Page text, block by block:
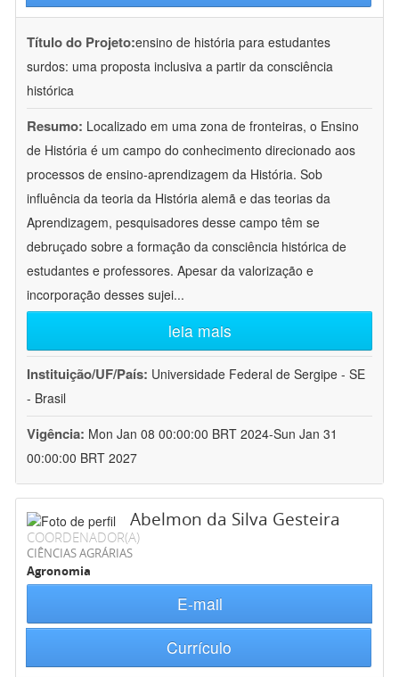
Título do Projeto:ensino de história para estudantes
surdos: uma proposta inclusiva a partir da consciência
histórica
Resumo: Localizado em uma zona de fronteiras, o Ensino
de História é um campo do conhecimento direcionado aos
processos de ensino-aprendizagem da História. Sob
influência da teoria da História alemã e das teorias da
Aprendizagem, pesquisadores desse campo têm se
debruçado sobre a formação da consciência histórica de
estudantes e professores. Apesar da valorização e
incorporação desses sujei...
leia mais
Instituição/UF/País: Universidade Federal de Sergipe - SE
- Brasil
Vigência: Mon Jan 08 00:00:00 BRT 2024-Sun Jan 31
00:00:00 BRT 2027
Abelmon da Silva Gesteira
COORDENADOR(A)
CIÊNCIAS AGRÁRIAS
Agronomia
E-mail
Currículo